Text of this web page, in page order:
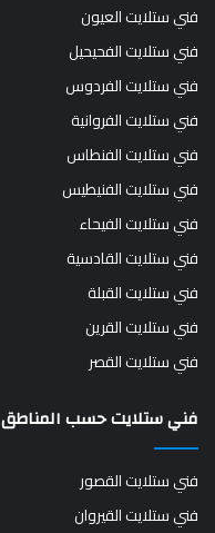
فني ستلايت العيون
فني ستلايت الفحيحيل
فني ستلايت الفردوس
فني ستلايت الفروانية
فني ستلايت الفنطاس
فني ستلايت الفنيطيس
فني ستلايت الفيحاء
فني ستلايت القادسية
فني ستلايت القبلة
فني ستلايت القرين
فني ستلايت القصر
فني ستلايت حسب المناطق
فني ستلايت القصور
فني ستلايت القيروان